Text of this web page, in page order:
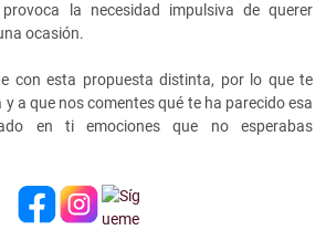
la necesidad impulsiva de querer
ocasión.
con esta propuesta distinta, por lo que te
a que nos comentes qué te ha parecido esa
en ti emociones que no esperabas